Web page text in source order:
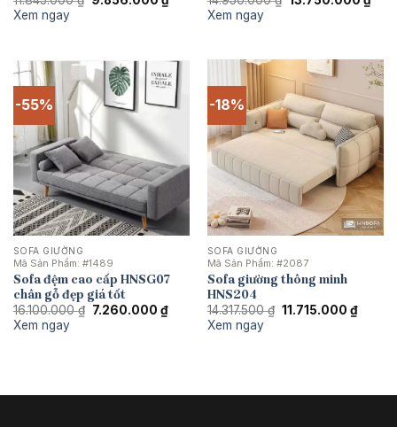
hiện
Xem ngay
hiện
Xem ngay
-55%
SOFA GIƯỜNG
Mã Sản Phẩm: #1489
Sofa đệm cao cấp HNSG07
chân gỗ đẹp giá tốt
16.100.000₫ Giá
7.260.000 ₫Giá
hiện
Xem ngay
-18%
SOFA GIƯỜNG
Mã Sản Phẩm: #2087
Sofa giường thông minh
HNS204
14.317.500₫ Giá
11.715.000 ₫Giá
hiện
Xem ngay